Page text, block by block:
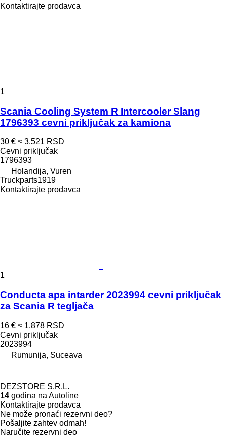
Kontaktirajte prodavca
1
Scania Cooling System R Intercooler Slang
1796393 cevni priključak za kamiona
30 € ≈ 3.521 RSD
Cevni priključak
1796393
Holandija, Vuren
Truckparts1919
Kontaktirajte prodavca
1
Conducta apa intarder 2023994 cevni priključak
za Scania R tegljača
16 € ≈ 1.878 RSD
Cevni priključak
2023994
Rumunija, Suceava
DEZSTORE S.R.L.
14 godina na Autoline
Kontaktirajte prodavca
Ne može pronaći rezervni dеo?
Pošaljite zahtev odmah!
Naručite rezervni dеo